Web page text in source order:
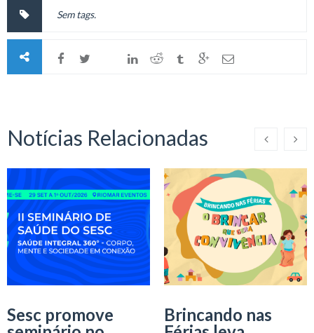
Sem tags.
Notícias Relacionadas
Sesc promove
Brincando nas